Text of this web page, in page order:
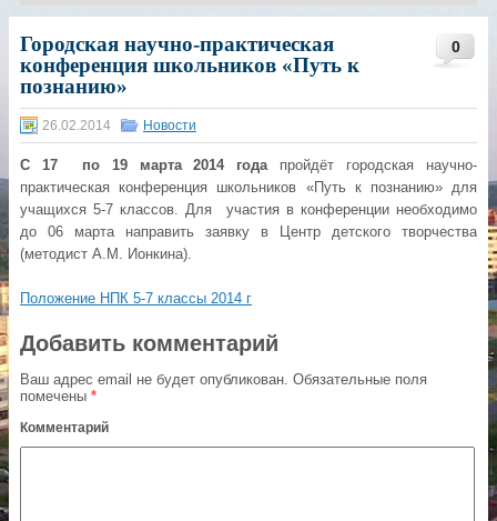
0
Городская научно-практическая
конференция школьников «Путь к
познанию»
26.02.2014 Новости
С 17 по 19 марта 2014 годапройдёт городская научно-
практическая конференция школьников «Путь к познанию» для
учащихся 5-7 классов. Для участия в конференции необходимо
до 06 марта направить заявку в Центр детского творчества
(методист А.М. Ионкина).
Положение НПК 5-7 классы 2014 г
Добавить комментарий
Ваш адрес email не будет опубликован. Обязательные поля
помечены *
Комментарий